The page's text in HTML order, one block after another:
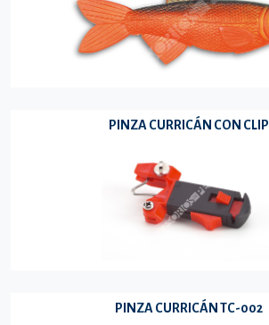
PINZA CURRICÁN CON CLIP
PINZA CURRICÁN TC-002